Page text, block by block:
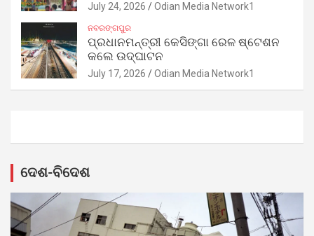
July 24, 2026 Odian Media Network1
ନବରଙ୍ଗପୁର
ପ୍ରଧାନମନ୍ତ୍ରୀ କେସିଙ୍ଗା ରେଳ ଷ୍ଟେଶନ
କଲେ ଉଦ୍‌ଘାଟନ
July 17, 2026 Odian Media Network1
ଦେଶ-ବିଦେଶ